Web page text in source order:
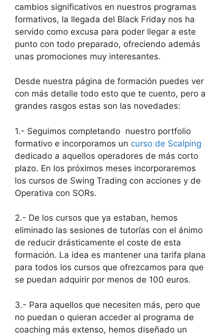
cambios significativos en nuestros programas
formativos, la llegada del Black Friday nos ha
servido como excusa para poder llegar a este
punto con todo preparado, ofreciendo además
unas promociones muy interesantes.
Desde nuestra página de formación puedes ver
con más detalle todo esto que te cuento, pero a
grandes rasgos estas son las novedades:
1.- Seguimos completando nuestro portfolio
formativo e incorporamos un curso de Scalping
dedicado a aquellos operadores de más corto
plazo. En los próximos meses incorporaremos
los cursos de Swing Trading con acciones y de
Operativa con SORs.
2.- De los cursos que ya estaban, hemos
eliminado las sesiones de tutorías con el ánimo
de reducir drásticamente el coste de esta
formación. La idea es mantener una tarifa plana
para todos los cursos que ofrezcamos para que
se puedan adquirir por menos de 100 euros.
3.- Para aquellos que necesiten más, pero que
no puedan o quieran acceder al programa de
coaching más extenso, hemos diseñado un